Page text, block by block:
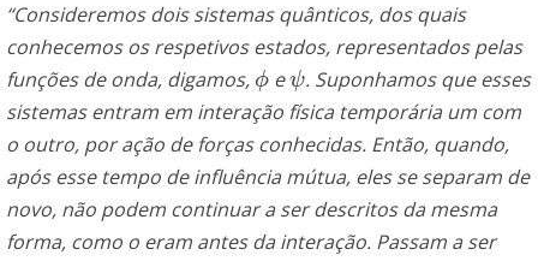
“Consideremos dois sistemas quânticos, dos quais
conhecemos os respetivos estados, representados pelas
funções de onda, digamos, ϕ
ϕ eψ
ψ. Suponhamos que esses
sistemas entram em interação física temporária um com
o outro, por ação de forças conhecidas. Então, quando,
após esse tempo de influência mútua, eles se separam de
novo, não podem continuar a ser descritos da mesma
forma, como o eram antes da interação. Passam a ser